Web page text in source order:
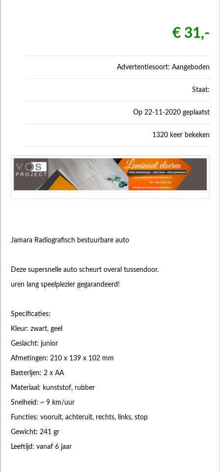
€ 31,-
Advertentiesoort: Aangeboden
Staat:
Op 22-11-2020 geplaatst
1320 keer bekeken
Jamara Radiografisch bestuurbare auto
Deze supersnelle auto scheurt overal tussendoor.
uren lang speelplezier gegarandeerd!
Specificaties:
Kleur: zwart, geel
Geslacht: junior
Afmetingen: 210 x 139 x 102 mm
Batterijen: 2 x AA
Materiaal: kunststof, rubber
Snelheid: ~ 9 km/uur
Functies: vooruit, achteruit, rechts, links, stop
Gewicht: 241 gr
Leeftijd: vanaf 6 jaar